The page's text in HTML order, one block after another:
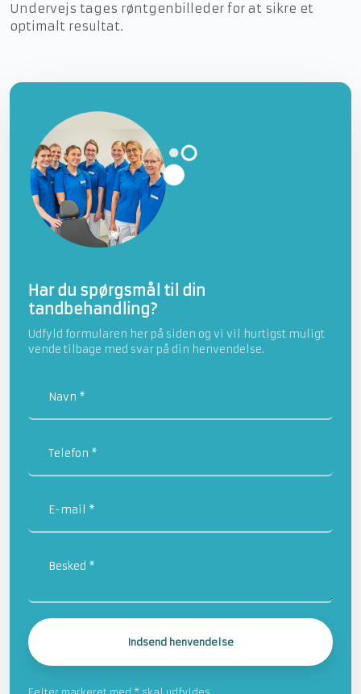
Undervejs tages røntgenbilleder for at sikre et
optimalt resultat.
​Har du spørgsmål til din
tandbehandling?
Udfyld formularen her på siden og vi vil hurtigst muligt
vende tilbage med svar på din henvendelse.